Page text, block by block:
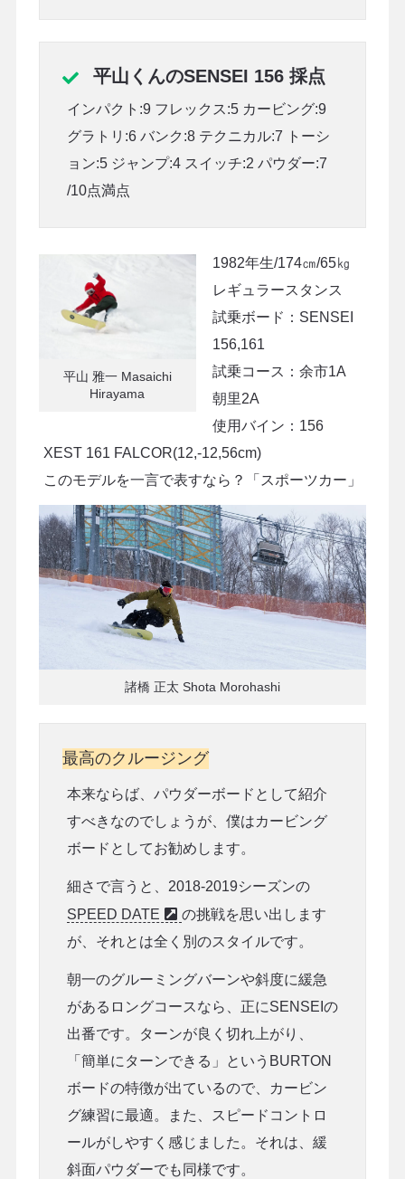
平山くんのSENSEI 156 採点
インパクト:9 フレックス:5 カービング:9
グラトリ:6 バンク:8 テクニカル:7 トーシ
ョン:5 ジャンプ:4 スイッチ:2 パウダー:7
/10点満点
平山 雅一 Masaichi
Hirayama
1982年生/174㎝/65㎏
レギュラースタンス
試乗ボード：SENSEI
156,161
試乗コース：余市1A
朝里2A
使用バイン：156
XEST 161 FALCOR(12,-12,56cm)
このモデルを一言で表すなら？「スポーツカー」
諸橋 正太 Shota Morohashi
最高のクルージング
本来ならば、パウダーボードとして紹介
すべきなのでしょうが、僕はカービング
ボードとしてお勧めします。
細さで言うと、2018-2019シーズンの
SPEED DATE
の挑戦を思い出します
が、それとは全く別のスタイルです。
朝一のグルーミングバーンや斜度に緩急
があるロングコースなら、正にSENSEIの
出番です。ターンが良く切れ上がり、
「簡単にターンできる」というBURTON
ボードの特徴が出ているので、カービン
グ練習に最適。また、スピードコントロ
ールがしやすく感じました。それは、緩
斜面パウダーでも同様です。